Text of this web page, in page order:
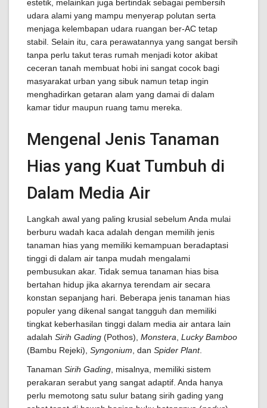
estetik, melainkan juga bertindak sebagai pembersih
udara alami yang mampu menyerap polutan serta
menjaga kelembapan udara ruangan ber-AC tetap
stabil. Selain itu, cara perawatannya yang sangat bersih
tanpa perlu takut teras rumah menjadi kotor akibat
ceceran tanah membuat hobi ini sangat cocok bagi
masyarakat urban yang sibuk namun tetap ingin
menghadirkan getaran alam yang damai di dalam
kamar tidur maupun ruang tamu mereka.
Mengenal Jenis Tanaman
Hias yang Kuat Tumbuh di
Dalam Media Air
Langkah awal yang paling krusial sebelum Anda mulai
berburu wadah kaca adalah dengan memilih jenis
tanaman hias yang memiliki kemampuan beradaptasi
tinggi di dalam air tanpa mudah mengalami
pembusukan akar. Tidak semua tanaman hias bisa
bertahan hidup jika akarnya terendam air secara
konstan sepanjang hari. Beberapa jenis tanaman hias
populer yang dikenal sangat tangguh dan memiliki
tingkat keberhasilan tinggi dalam media air antara lain
adalah Sirih Gading (Pothos), Monstera Lucky Bamboo
(Bambu Rejeki), Syngonium , dan Spider Plant.
Tanaman Sirih Gading , misalnya, memiliki sistem
perakaran serabut yang sangat adaptif. Anda hanya
perlu memotong satu sulur batang sirih gading yang